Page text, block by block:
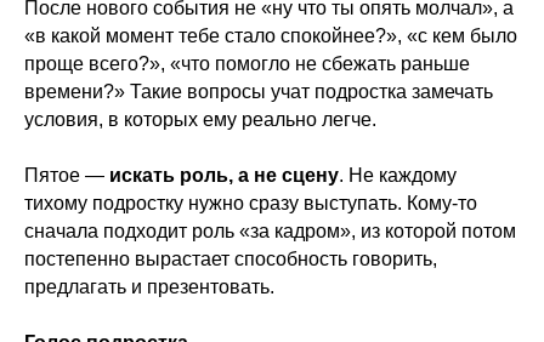
После нового события не «ну что ты опять молчал», а
«в какой момент тебе стало спокойнее?», «с кем было
проще всего?», «что помогло не сбежать раньше
времени?» Такие вопросы учат подростка замечать
условия, в которых ему реально легче.
Пятое — искать роль, а не сцену. Не каждому
тихому подростку нужно сразу выступать. Кому-то
сначала подходит роль «за кадром», из которой потом
постепенно вырастает способность говорить,
предлагать и презентовать.